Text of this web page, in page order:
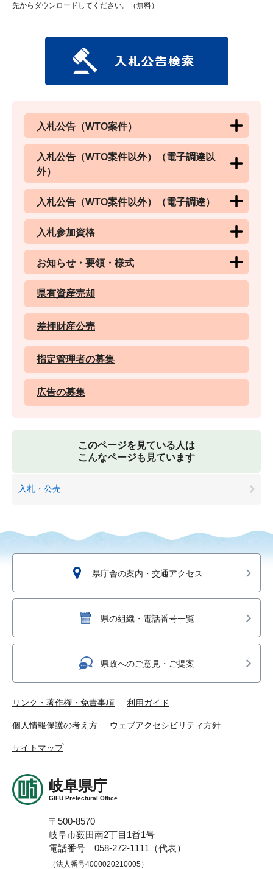
先からダウンロードしてください。（無料）
入札公告（WTO案件）
入札公告（WTO案件以外）（電子調達以
外）
入札公告（WTO案件以外）（電子調達）
入札参加資格
お知らせ・要領・様式
県有資産売却
差押財産公売
指定管理者の募集
広告の募集
このページを見ている人は
こんなページも見ています
入札・公売
県庁舎の案内・交通アクセス
県の組織・電話番号一覧
県政へのご意見・ご提案
リンク・著作権・免責事項 利用ガイド
個人情報保護の考え方 ウェブアクセシビリティ方針
サイトマップ
岐阜県庁
GIFU Prefectural Office
〒500-8570
岐阜市薮田南2丁目1番1号
電話番号 058-272-1111（代表）
（法人番号4000020210005）